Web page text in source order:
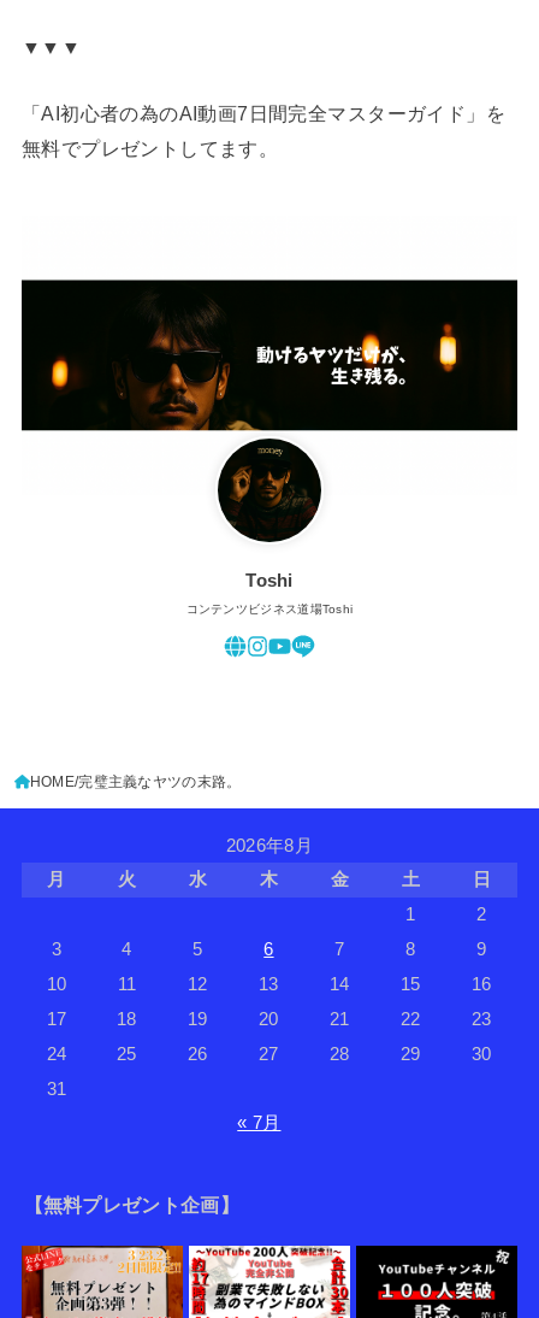
▼▼▼
「AI初心者の為のAI動画7日間完全マスターガイド」を
無料でプレゼントしてます。
Toshi
コンテンツビジネス道場Toshi
HOME 完璧主義なヤツの末路。
2026年8月
月
火 水 木 金 土
日
1
2
3
4 5 6 7 8
9
10
11 12 13 14 15
16
17
18 19 20 21 22
23
24
25 26 27 28 29
30
31
« 7月
【無料プレゼント企画】